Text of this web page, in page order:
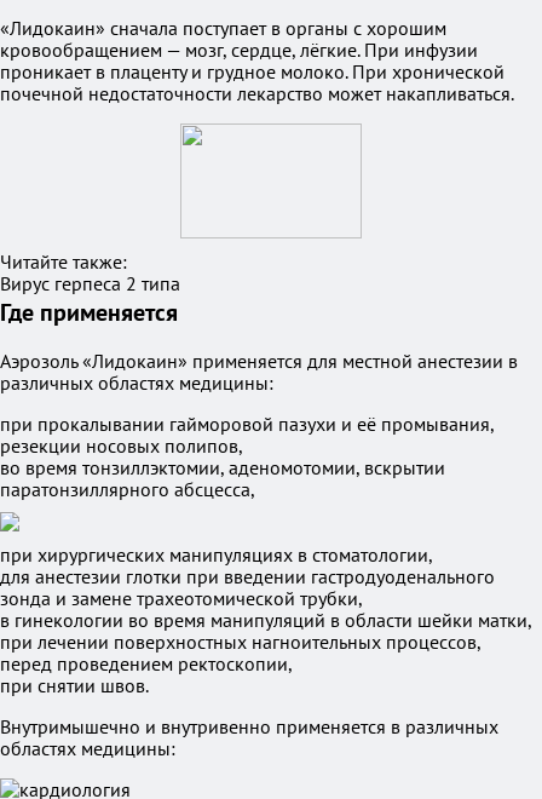
«Лидокаин» сначала поступает в органы с хорошим
кровообращением — мозг, сердце, лёгкие. При инфузии
проникает в плаценту и грудное молоко. При хронической
почечной недостаточности лекарство может накапливаться.
Читайте также:
Вирус герпеса 2 типа
Где применяется
Аэрозоль «Лидокаин» применяется для местной анестезии в
различных областях медицины:
при прокалывании гайморовой пазухи и её промывания,
резекции носовых полипов,
во время тонзиллэктомии, аденомотомии, вскрытии
паратонзиллярного абсцесса,
при хирургических манипуляциях в стоматологии,
для анестезии глотки при введении гастродуоденального
зонда и замене трахеотомической трубки,
в гинекологии во время манипуляций в области шейки матки,
при лечении поверхностных нагноительных процессов,
перед проведением ректоскопии,
при снятии швов.
Внутримышечно и внутривенно применяется в различных
областях медицины: